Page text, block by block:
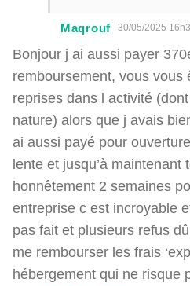
Maqrouf 30/05/2025
Bonjour j ai aussi payer
remboursement, vous vous
reprises dans l activité
nature) alors que j avais
ai aussi payé pour
lente et jusqu’à maintenant
honnêtement 2 semaines
entreprise c est incroyable
pas fait et plusieurs refus
me rembourser les frais
hébergement qui ne risque